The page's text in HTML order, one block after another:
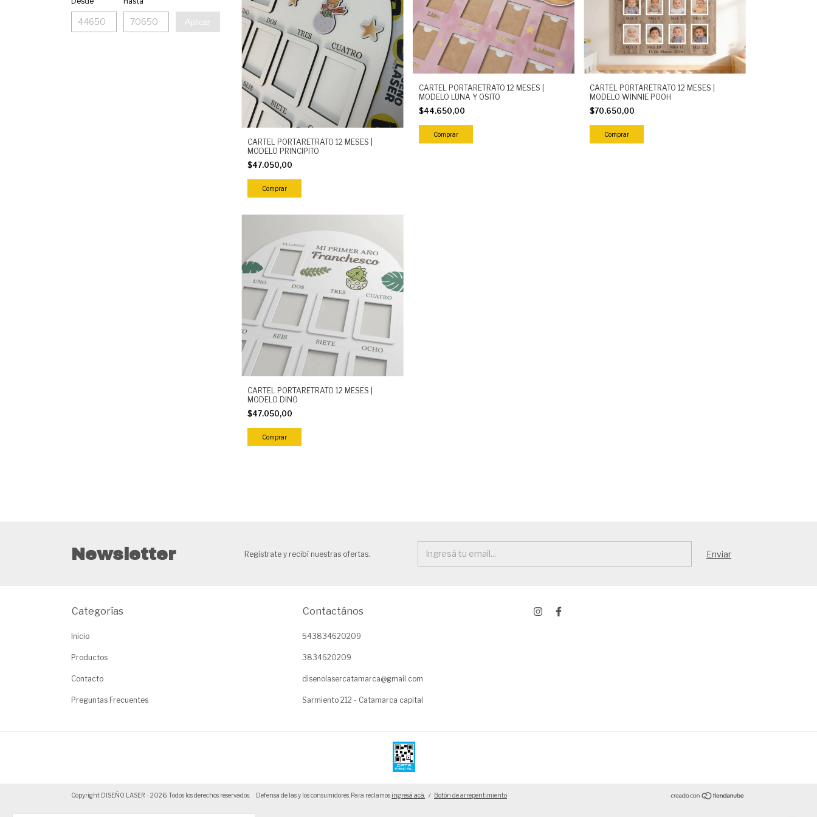
Aplicar
CARTEL PORTARETRATO 12 MESES |
MODELO PRINCIPITO
$47.050,00
CARTEL PORTARETRATO 12 MESES |
MODELO LUNA Y OSITO
$44.650,00
CARTEL PORTARETRATO 12 MESES |
MODELO WINNIE POOH
$70.650,00
CARTEL PORTARETRATO 12 MESES |
MODELO DINO
$47.050,00
Newsletter Registrate y recibí nuestras ofertas.
Categorías
Inicio
Productos
Contacto
Preguntas Frecuentes
Contactános
543834620209
3834620209
disenolasercatamarca@gmail.com
Sarmiento 212 - Catamarca capital
Copyright DISEÑO LASER - 2026. Todos los derechos reservados. Defensa de las y los consumidores. Para reclamos ingresá acá. / Botón de arrepentimiento